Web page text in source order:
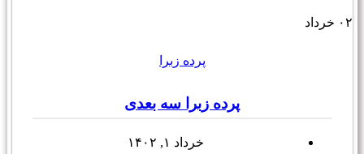
۰۲ خرداد
پرده زبرا
پرده زبرا سه بعدی
خرداد ۱, ۱۴۰۲